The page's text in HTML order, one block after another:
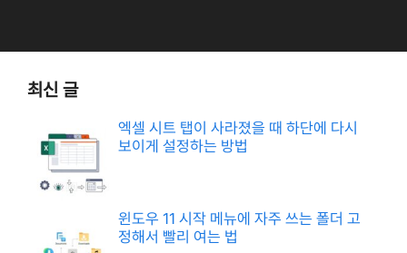
최신 글
엑셀 시트 탭이 사라졌을 때 하단에 다시
보이게 설정하는 방법
윈도우 11 시작 메뉴에 자주 쓰는 폴더 고
정해서 빨리 여는 법